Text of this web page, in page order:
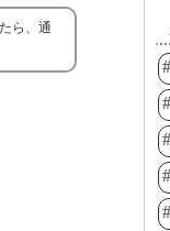
ら、通